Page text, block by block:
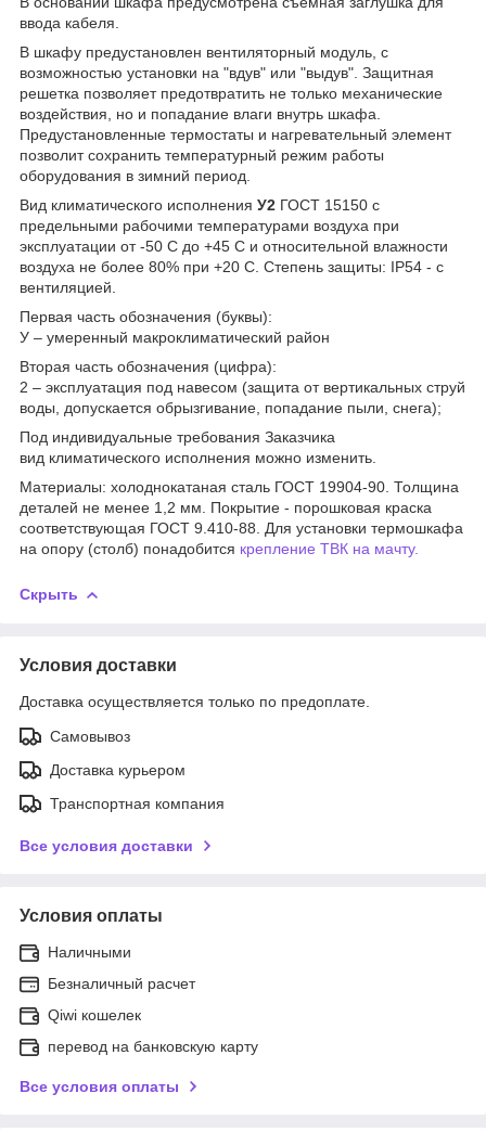
ввода кабеля.
В шкафу предустановлен вентиляторный модуль, с
возможностью установки на "вдув" или "выдув". Защитная
решетка позволяет предотвратить не только механические
воздействия, но и попадание влаги внутрь шкафа.
Предустановленные термостаты и нагревательный элемент
позволит сохранить температурный режим работы
оборудования в зимний период.
Вид климатического исполнения У2 ГОСТ 15150 с
предельными рабочими температурами воздуха при
эксплуатации от -50 С до +45 С и относительной влажности
воздуха не более 80% при +20 С. Степень защиты: IP54 - с
вентиляцией.
Первая часть обозначения (буквы):
У – умеренный макроклиматический район
Вторая часть обозначения (цифра):
2 – эксплуатация под навесом (защита от вертикальных струй
воды, допускается обрызгивание, попадание пыли, снега);
Под индивидуальные требования Заказчика
вид климатического исполнения можно изменить.
Материалы: холоднокатаная сталь ГОСТ 19904-90. Толщина
деталей не менее 1,2 мм. Покрытие - порошковая краска
соответствующая ГОСТ 9.410-88. Для установки термошкафа
на опору (столб) понадобится крепление ТВК на мачту.
Скрыть
Условия доставки
Доставка осуществляется только по предоплате.
Самовывоз
Доставка курьером
Транспортная компания
Все условия доставки
Условия оплаты
Наличными
Безналичный расчет
Qiwi кошелек
перевод на банковскую карту
Все условия оплаты